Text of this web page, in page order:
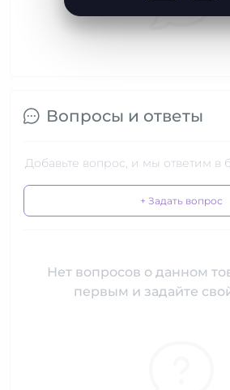
Вопросы и ответы
Добавьте вопрос, и мы ответим
+ Задать вопрос
Нет вопросов о данном
первым и задайте